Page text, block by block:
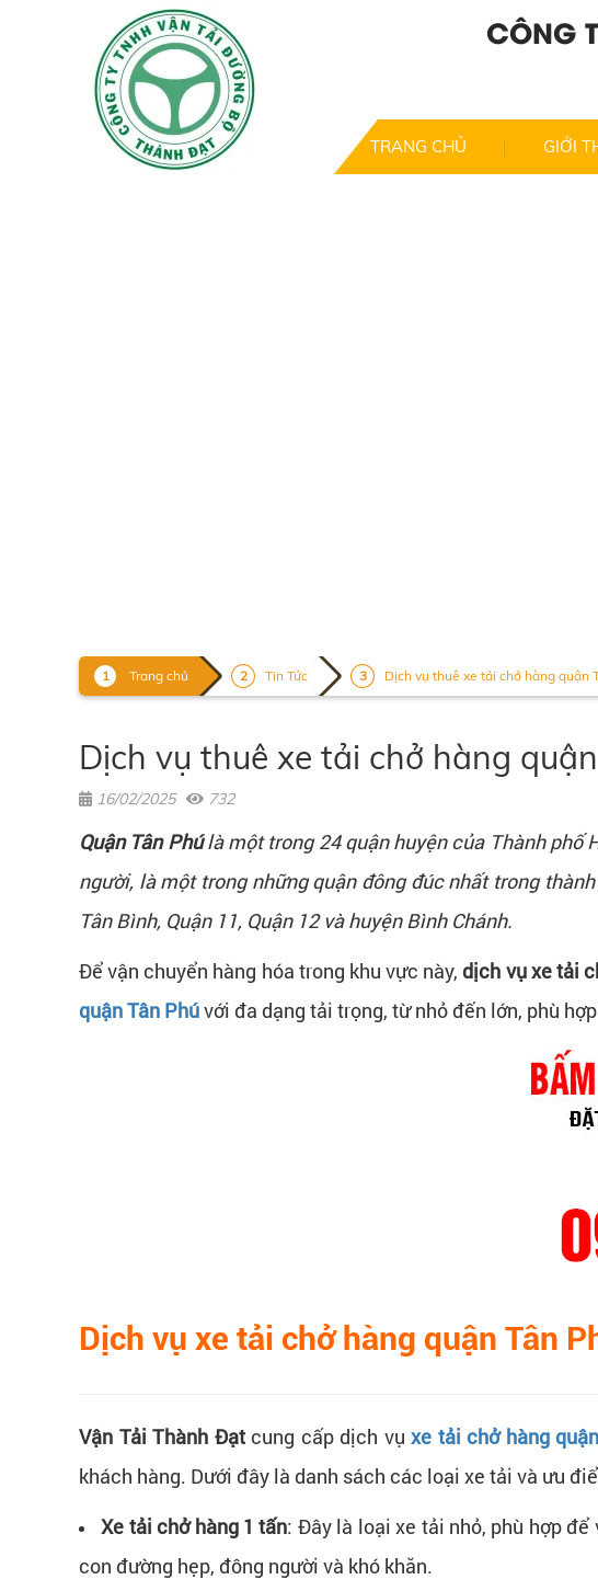
CÔNG
TRANG CHỦ GIỚI
Trang chủ Tin Tức Dịch vụ thuê xe tải chở hàng quận
Dịch vụ thuê xe tải chở hàng
16/02/2025 732
Quận Tân Phúlà một trong 24 quận huyện của Thành phố
người, là một trong những quận đông đúc nhất trong
Tân Bình, Quận 11, Quận 12 và huyện Bình Chánh.
Để vận chuyển hàng hóa trong khu vực này,dịch vụ xe tải
quận Tân Phúvới đa dạng tải trọng, từ nhỏ đến lớn, phù
Dịch vụ xe tải chở hàng quận Tân
Vận Tải Thành Đạtcung cấp dịch vụxe tải chở hàng
khách hàng. Dưới đây là danh sách các loại xe tải và ưu
Xe tải chở hàng 1 tấn: Đây là loại xe tải nhỏ, phù hợp
con đường hẹp, đông người và khó khăn.